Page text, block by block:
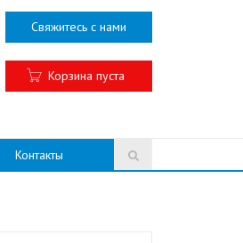
Свяжитесь с нами
Корзина пуста
Контакты